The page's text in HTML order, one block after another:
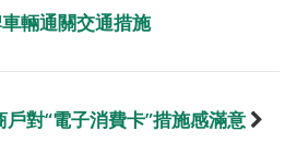
輛通關交通措施
戶對“電子消費卡”措施感滿意